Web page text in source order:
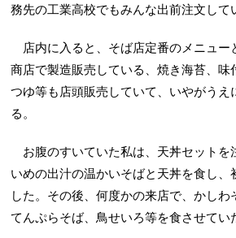
務先の工業高校でもみんな出前注文して
店内に入ると、そば店定番のメニュー
商店で製造販売している、焼き海苔、味
つゆ等も店頭販売していて、いやがうえ
る。
お腹のすいていた私は、天丼セットを
いめの出汁の温かいそばと天丼を食し、
した。その後、何度かの来店で、かしわ
てんぷらそば、鳥せいろ等を食させてい